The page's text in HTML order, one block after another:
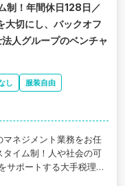
制！年間休日128日／
大切にし、バックオフ
人グループのベンチャ
し
服装自由
ネジメント業務をお任
イム制！人や社会の可
サポートする大手税理士